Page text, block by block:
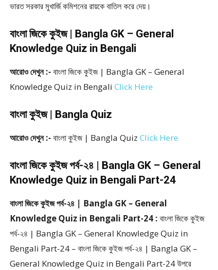
ভারত সরকার মুখার্জি কমিশনের রায়কে বাতিল করে দেয়।
বাংলা জিকে কুইজ | Bangla GK – General
Knowledge Quiz in Bengali
আরোও দেখুন :- বাংলা জিকে কুইজ | Bangla GK – General
Knowledge Quiz in Bengali Click Here
বাংলা কুইজ | Bangla Quiz
আরোও দেখুন :- বাংলা কুইজ | Bangla Quiz Click Here
বাংলা জিকে কুইজ পর্ব-২৪ | Bangla GK – General
Knowledge Quiz in Bengali Part-24
বাংলা জিকে কুইজ পর্ব-২৪ | Bangla GK – General
Knowledge Quiz in Bengali Part-24 : বাংলা জিকে কুইজ
পর্ব-২৪ | Bangla GK – General Knowledge Quiz in
Bengali Part-24 – বাংলা জিকে কুইজ পর্ব-২৪ | Bangla GK –
General Knowledge Quiz in Bengali Part-24 উপরে